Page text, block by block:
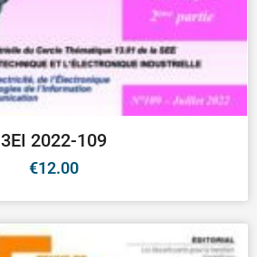
3EI 2022-109
€12.00